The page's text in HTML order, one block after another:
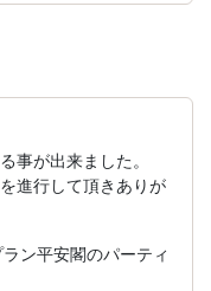
事が出来ました。
進行して頂きありが
ン平安閣のパーティ